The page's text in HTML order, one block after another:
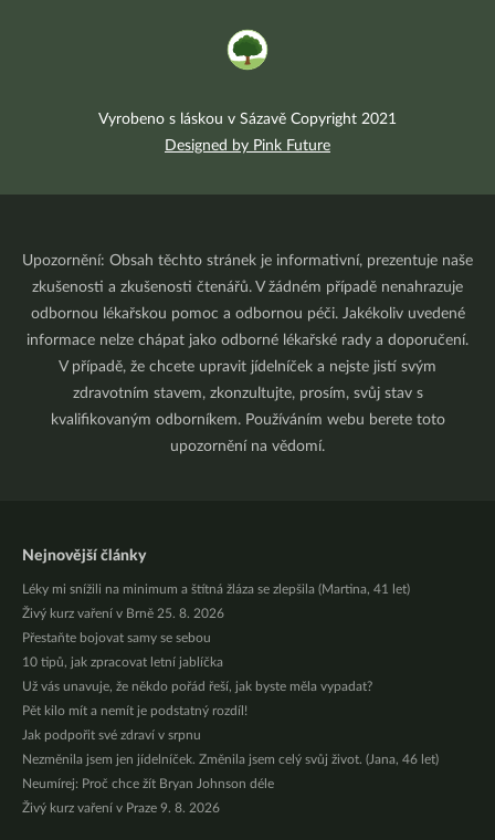
Vyrobeno s láskou v Sázavě Copyright 2021
Designed by Pink Future
Upozornění: Obsah těchto stránek je informativní, prezentuje naše
zkušenosti a zkušenosti čtenářů. V žádném případě nenahrazuje
odbornou lékařskou pomoc a odbornou péči. Jakékoliv uvedené
informace nelze chápat jako odborné lékařské rady a doporučení.
V případě, že chcete upravit jídelníček a nejste jistí svým
zdravotním stavem, zkonzultujte, prosím, svůj stav s
kvalifikovaným odborníkem. Používáním webu berete toto
upozornění na vědomí.
Nejnovější články
Léky mi snížili na minimum a štítná žláza se zlepšila (Martina, 41 let)
Živý kurz vaření v Brně 25. 8. 2026
Přestaňte bojovat samy se sebou
10 tipů, jak zpracovat letní jablíčka
Už vás unavuje, že někdo pořád řeší, jak byste měla vypadat?
Pět kilo mít a nemít je podstatný rozdíl!
Jak podpořit své zdraví v srpnu
Nezměnila jsem jen jídelníček. Změnila jsem celý svůj život. (Jana, 46 let)
Neumírej: Proč chce žít Bryan Johnson déle
Živý kurz vaření v Praze 9. 8. 2026